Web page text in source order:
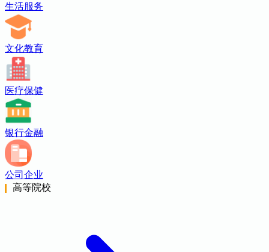
生活服务
文化教育
医疗保健
银行金融
公司企业
高等院校